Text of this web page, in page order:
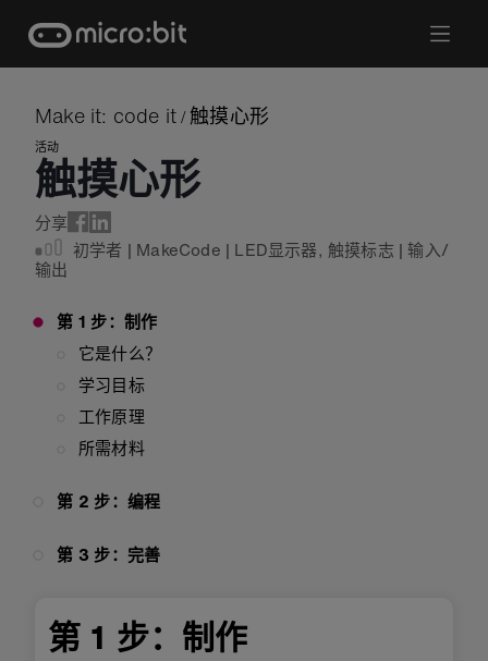
content
Make it: code it / 触摸心形
活动
触摸心形
分享
初学者 | MakeCode | LED显示器, 触摸标志 |输入/
输出
第 1 步：制作
它是什么？
学习目标
工作原理
所需材料
第 2 步：编程
第 3 步：完善
第 1 步：制作